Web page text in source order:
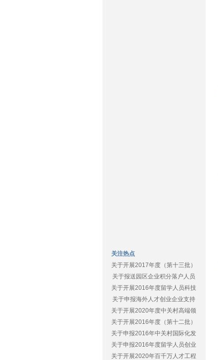
关注热点
关于开展2017年度（第十三批）
关于报送园区企业积分落户人员
关于开展2016年度留学人员科技
关于申报海外人才创业企业支持
关于开展2020年度中关村高端领
关于开展2016年度（第十二批）
关于申报2016年中关村国际化发
关于申报2016年度留学人员创业
关于开展2020年百千万人才工程